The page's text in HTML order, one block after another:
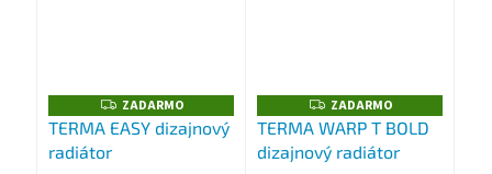
Z
A
D
ZADARMO
TERMA EASY dizajnový
radiátor
Z
A
D
A
R
ZADARMO
TERMA WARP T BOLD
dizajnový radiátor